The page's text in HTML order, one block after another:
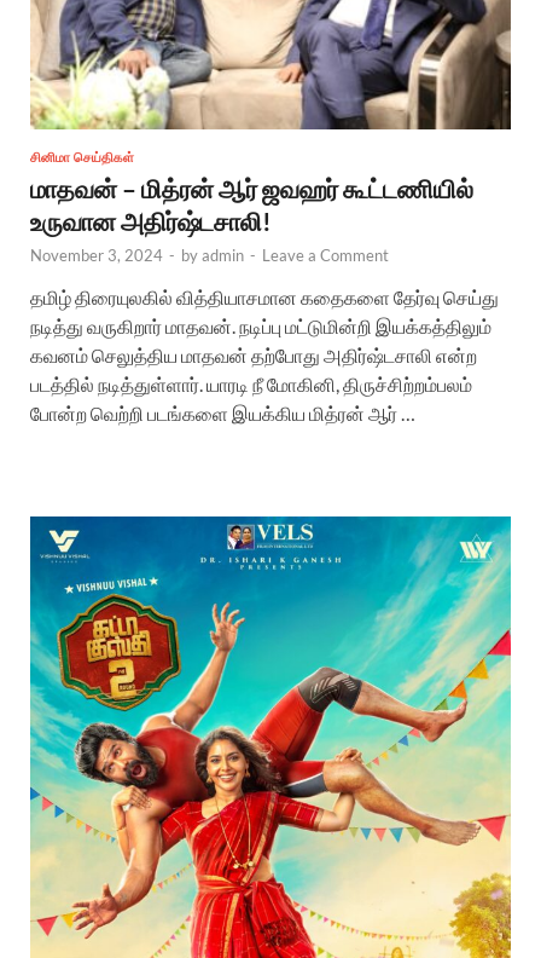
சினிமா செய்திகள்
மாதவன் – மித்ரன் ஆர் ஜவஹர் கூட்டணியில்
உருவான அதிர்ஷ்டசாலி!
November 3, 2024 - byadmin - Leave a Comment
தமிழ் திரையுலகில் வித்தியாசமான கதைகளை தேர்வு செய்து
நடித்து வருகிறார் மாதவன். நடிப்பு மட்டுமின்றி இயக்கத்திலும்
கவனம் செலுத்திய மாதவன் தற்போது அதிர்ஷ்டசாலி என்ற
படத்தில் நடித்துள்ளார். யாரடி நீ மோகினி, திருச்சிற்றம்பலம்
போன்ற வெற்றி படங்களை இயக்கிய மித்ரன் ஆர் …